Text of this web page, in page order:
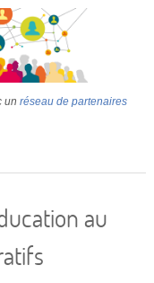
un réseau de partenaires
au